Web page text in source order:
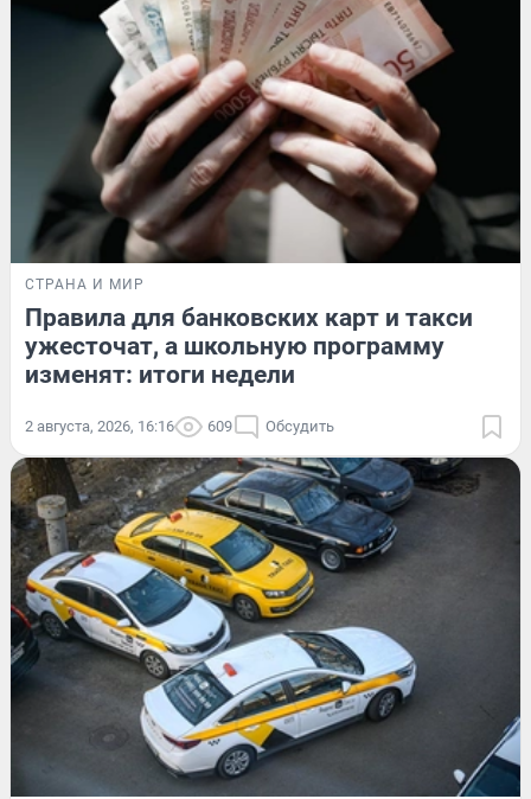
СТРАНА И МИР
Правила для банковских карт и такси
ужесточат, а школьную программу
изменят: итоги недели
2 августа, 2026, 16:16 609 Обсудить